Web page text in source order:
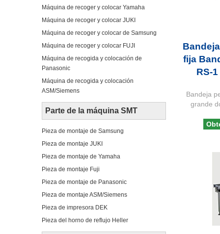
Máquina de recoger y colocar Yamaha
Máquina de recoger y colocar JUKI
Máquina de recoger y colocar de Samsung
Máquina de recoger y colocar FUJI
Máquina de recogida y colocación de
Panasonic
Máquina de recogida y colocación
ASM/Siemens
Parte de la máquina SMT
Pieza de montaje de Samsung
Pieza de montaje JUKI
Pieza de montaje de Yamaha
Pieza de montaje Fuji
Pieza de montaje de Panasonic
Pieza de montaje ASM/Siemens
Pieza de impresora DEK
Pieza del horno de reflujo Heller
fija
RS-
Bandeja
grande